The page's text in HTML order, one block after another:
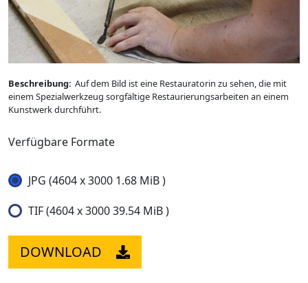
Beschreibung: Auf dem Bild ist eine Restauratorin zu sehen, die mit
einem Spezialwerkzeug sorgfältige Restaurierungsarbeiten an einem
Kunstwerk durchführt.
Verfügbare Formate
JPG (4604 x 3000 1.68 MiB )
TIF (4604 x 3000 39.54 MiB )
DOWNLOAD